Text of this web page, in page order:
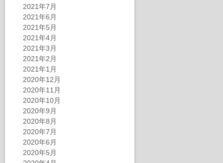
2021年7月
2021年6月
2021年5月
2021年4月
2021年3月
2021年2月
2021年1月
2020年12月
2020年11月
2020年10月
2020年9月
2020年8月
2020年7月
2020年6月
2020年5月